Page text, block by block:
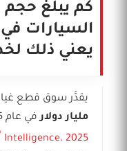
كم يبلغ
السيارات في
يعني ذلك
يقدَّر سوق قطع
مليار دولارفي عام 2025 (
Intelligence، 2025